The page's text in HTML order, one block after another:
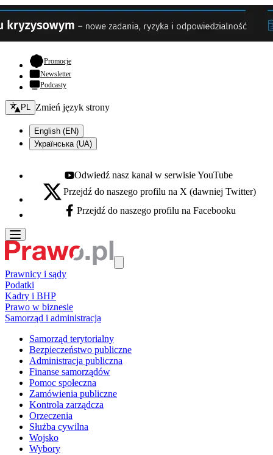
Promocje- otwiera się w nowej karcie
Newsletter
Podcasty
Zmień język - bieżący:
PL Zmień język strony
English (EN)
Українська (UA)
Youtube - otwiera się w nowej karcie
Odwiedź nasz kanał w serwisie YouTube
X - otwiera się w nowej karcie
Przejdź do naszego profilu na X (dawniej Twitter)
Facebook - otwiera się w nowej karcie
Przejdź do naszego profilu na Facebooku
Prawnicy i sądy
Podatki
Kadry i BHP
Prawo w biznesie
Samorząd i administracja
Samorząd terytorialny
Bezpieczeństwo publiczne
Administracja publiczna
Finanse samorządów
Pomoc społeczna
Zamówienia publiczne
Kontrola zarządcza
Orzeczenia
Służba cywilna
Wojsko
Wybory